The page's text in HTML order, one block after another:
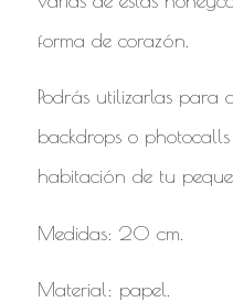
forma de corazón.
Podrás utilizarlas para
backdrops o
habitación de tu
Medidas: 20 cm.
Material: papel.